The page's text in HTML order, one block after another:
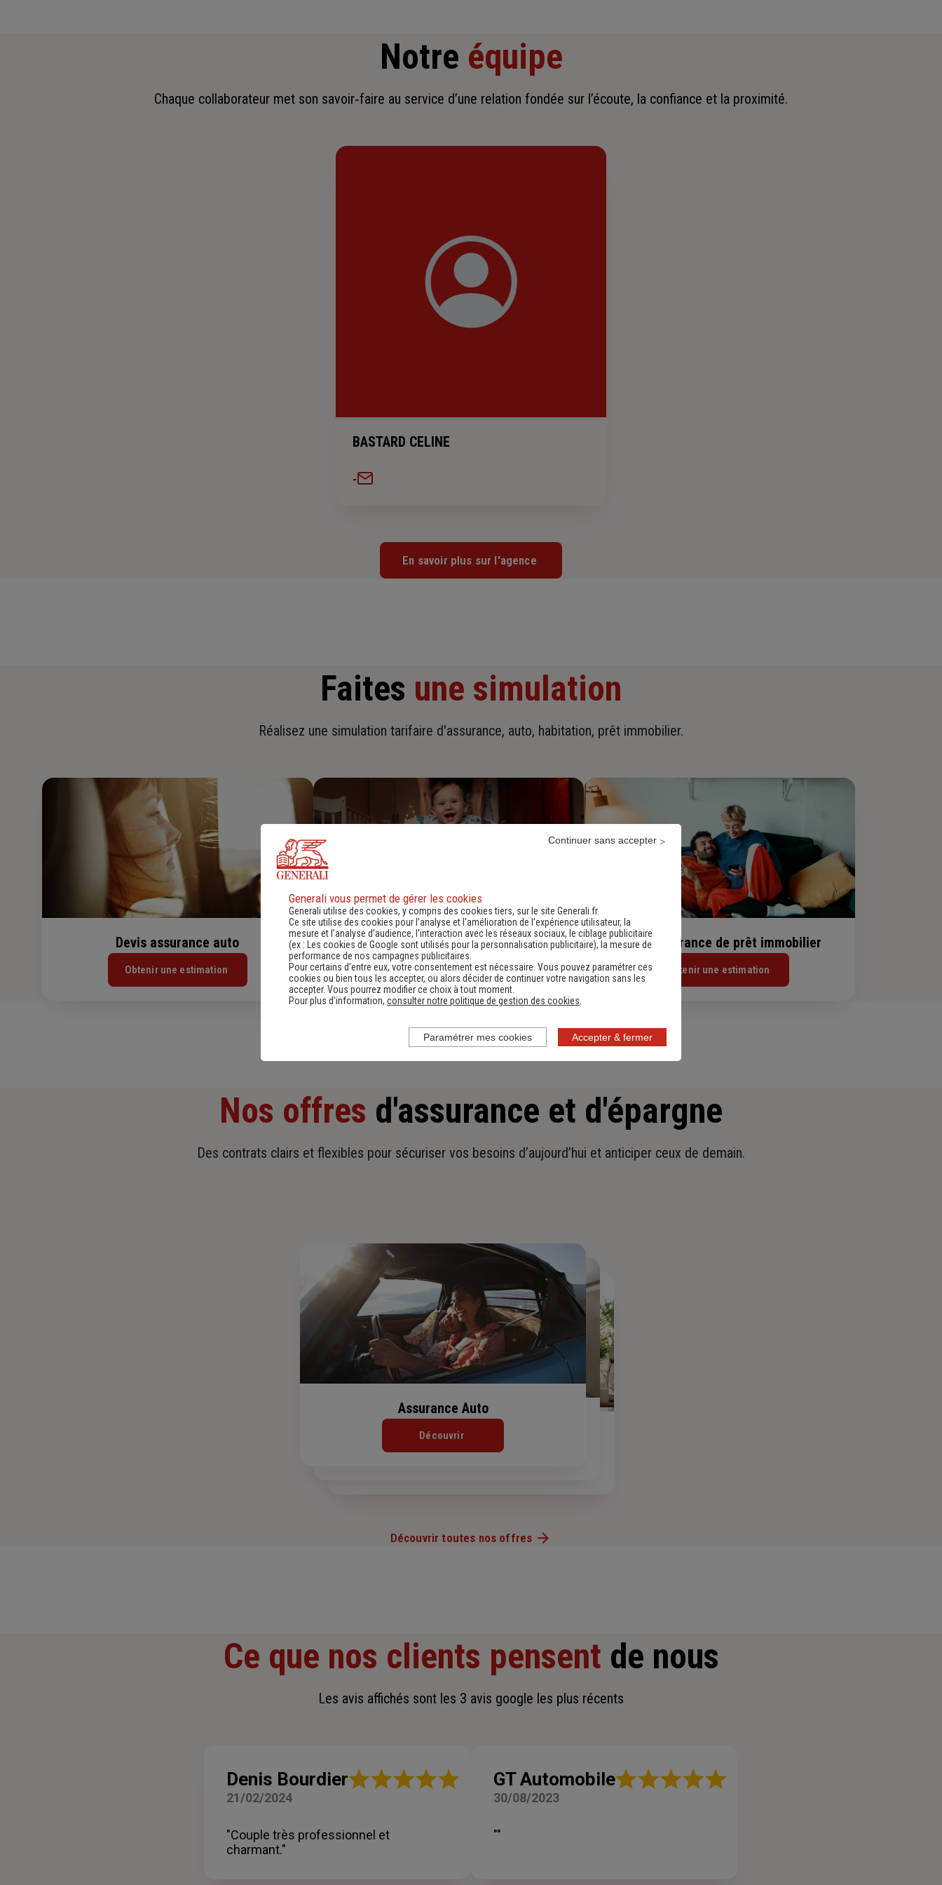
Notre équipe
Chaque collaborateur met son savoir‑faire au service d’une relation fondée sur l’écoute, la confiance et la proximité.
BASTARD CELINE
-
En savoir plus sur l'agence
Faites une simulation
Réalisez une simulation tarifaire d'assurance, auto, habitation, prêt immobilier.
Devis assurance auto
Obtenir une estimation
Devis assurance habitation
Obtenir une estimation
Devis assurance de prêt immobilier
Obtenir une estimation
Nos offres d'assurance et d'épargne
Des contrats clairs et flexibles pour sécuriser vos besoins d’aujourd’hui et anticiper ceux de demain.
Assurance de prêt immobilier
Assurance Habitation
Découvrir
Assurance Auto
Découvrir
Découvrir toutes nos offres
Ce que nos clients pensent de nous
Les avis affichés sont les 3 avis google les plus récents
Denis BourdierNote
étoiles
21/02/2024
"Couple très professionnel et
charmant."
GT AutomobileNote
30/08/2023
""
Generali vous permet de gérer les cookies
Generali utilise des cookies, y compris des cookies tiers, sur le site Generali.fr.
Ce site utilise des cookies pour l’analyse et l'amélioration de l’expérience utilisateur, la
mesure et l’analyse d’audience, l’interaction avec les réseaux sociaux, le ciblage publicitaire
(ex :
Les cookies de Google sont utilisés pour la personnalisation publicitaire), la mesure de
performance de nos campagnes publicitaires.
Pour certains d’entre eux, votre consentement est nécessaire. Vous pouvez paramétrer ces
cookies ou bien tous les accepter, ou alors décider de continuer votre navigation sans les
accepter. Vous pourrez modifier ce choix à tout moment.
Pour plus d’information, consulter notre politique de gestion des cookies
Accepter & fermer
Continuer sans accepter
Paramétrer mes cookies